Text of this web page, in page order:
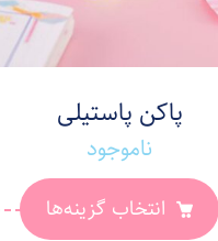
پاکن پاستیلی
ناموجود
انتخاب گزینه‌ها